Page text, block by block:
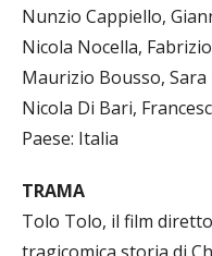
Nunzio Cappiello,
Nicola Nocella,
Maurizio Bousso,
Nicola Di Bari,
Paese: Italia
TRAMA
Tolo Tolo, il film